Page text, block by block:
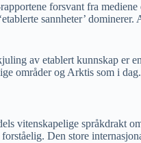
forsvant fra
sannheter’
av etablert kunnskap er
områder og Arktis som i
vitenskapelige språkdrakt
Den store